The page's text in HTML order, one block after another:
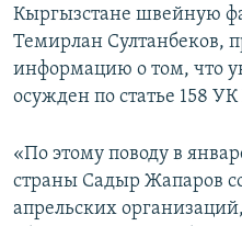
Кыргызстане швейную
Темирлан Султанбеков,
информацию о том, что
осужден по статье 158 УК
«По этому поводу в
страны Садыр Жапаров
апрельских